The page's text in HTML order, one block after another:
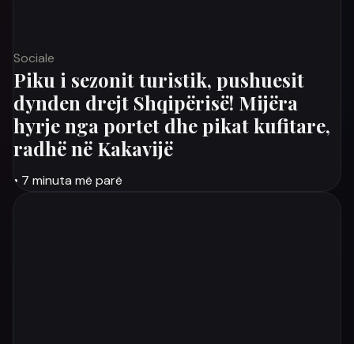
Sociale
Piku i sezonit turistik, pushuesit
dynden drejt Shqipërisë! Mijëra
hyrje nga portet dhe pikat kufitare,
radhë në Kakavijë
• 7 minuta më parë